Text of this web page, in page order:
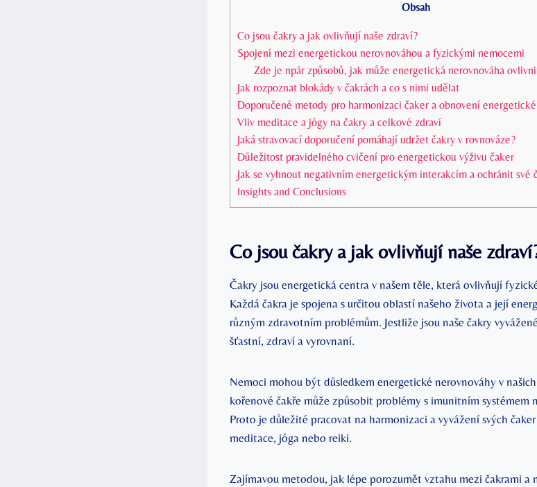
Obsah
Co jsou čakry a jak ovlivňují naše zdraví?
Spojení mezi energetickou nerovnováhou a fyzickými nemocemi
Zde je npár způsobů, jak může energetická nerovnováha
Jak rozpoznat blokády v čakrách a co s nimi udělat
Doporučené metody pro harmonizaci čaker a obnovení
Vliv meditace a jógy na čakry a celkové zdraví
Jaká stravovací doporučení pomáhají udržet čakry v rovnováze?
Důležitost pravidelného cvičení pro energetickou výživu čaker
Jak se vyhnout negativním energetickým interakcím a ochránit své
Insights and Conclusions
Co jsou čakry a jak ovlivňují naše
Čakry jsou energetická centra v našem těle, která ovlivňují
Každá čakra je spojena s určitou oblastí našeho života a její
různým zdravotním problémům. Jestliže jsou naše čakry
šťastní, zdraví a vyrovnaní.
Nemoci mohou být důsledkem energetické nerovnováhy v
kořenové čakře může způsobit problémy s imunitním systémem
Proto je důležité pracovat na harmonizaci a vyvážení svých
meditace, jóga nebo reiki.
Zajímavou metodou, jak lépe porozumět vztahu mezi čakrami a